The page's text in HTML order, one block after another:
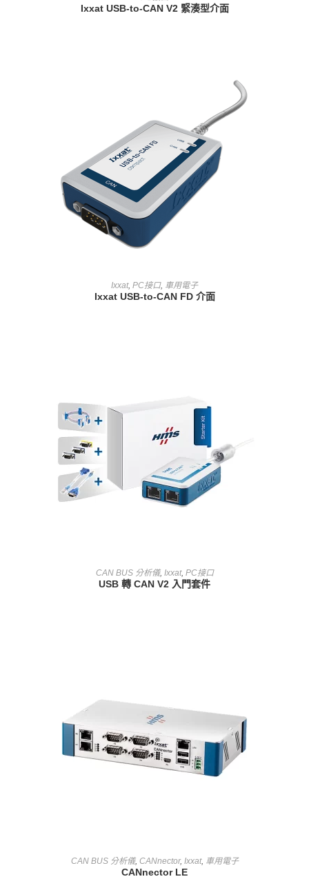
Ixxat USB-to-CAN V2 緊湊型介面
查看內容
Ixxat, PC接口, 車用電子
Ixxat USB-to-CAN FD 介面
查看內容
CAN BUS 分析儀, Ixxat, PC接口
USB 轉 CAN V2 入門套件
查看內容
CAN BUS 分析儀, CANnector, Ixxat, 車用電子
CANnector LE